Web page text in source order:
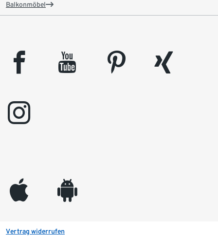
Balkonmöbel
facebook youtube pinterest
xing
instagram
appleinc android
Vertrag widerrufen